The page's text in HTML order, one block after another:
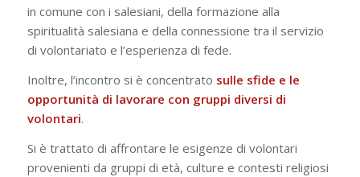
in comune con i salesiani, della formazione alla
spiritualità salesiana e della connessione tra il servizio
di volontariato e l’esperienza di fede.
Inoltre, l’incontro si è concentrato sulle sfide e le
opportunità di lavorare con gruppi diversi di
volontari.
Si è trattato di affrontare le esigenze di volontari
provenienti da gruppi di età, culture e contesti religiosi